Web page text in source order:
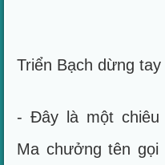
Triển Bạch dừng
- Đây là một chiêu
Ma chưởng tên gọi